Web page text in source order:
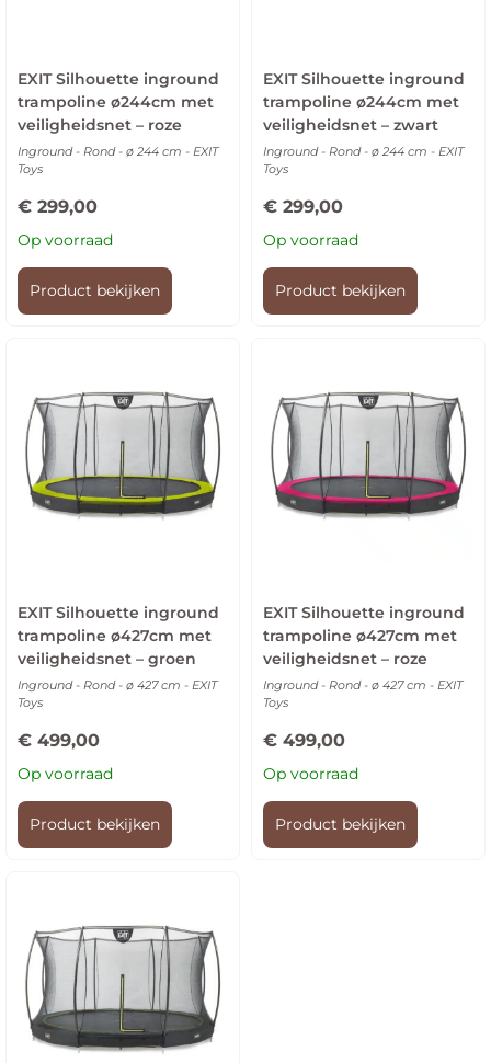
EXIT Silhouette inground
trampoline ø244cm met
veiligheidsnet – roze
Inground - Rond - ø 244 cm - EXIT
Toys
€ 299,00
Op voorraad
Product bekijken
EXIT Silhouette inground
trampoline ø244cm met
veiligheidsnet – zwart
Inground - Rond - ø 244 cm - EXIT
Toys
€ 299,00
Op voorraad
Product bekijken
EXIT Silhouette inground
trampoline ø427cm met
veiligheidsnet – groen
Inground - Rond - ø 427 cm - EXIT
Toys
€ 499,00
Op voorraad
Product bekijken
EXIT Silhouette inground
trampoline ø427cm met
veiligheidsnet – roze
Inground - Rond - ø 427 cm - EXIT
Toys
€ 499,00
Op voorraad
Product bekijken